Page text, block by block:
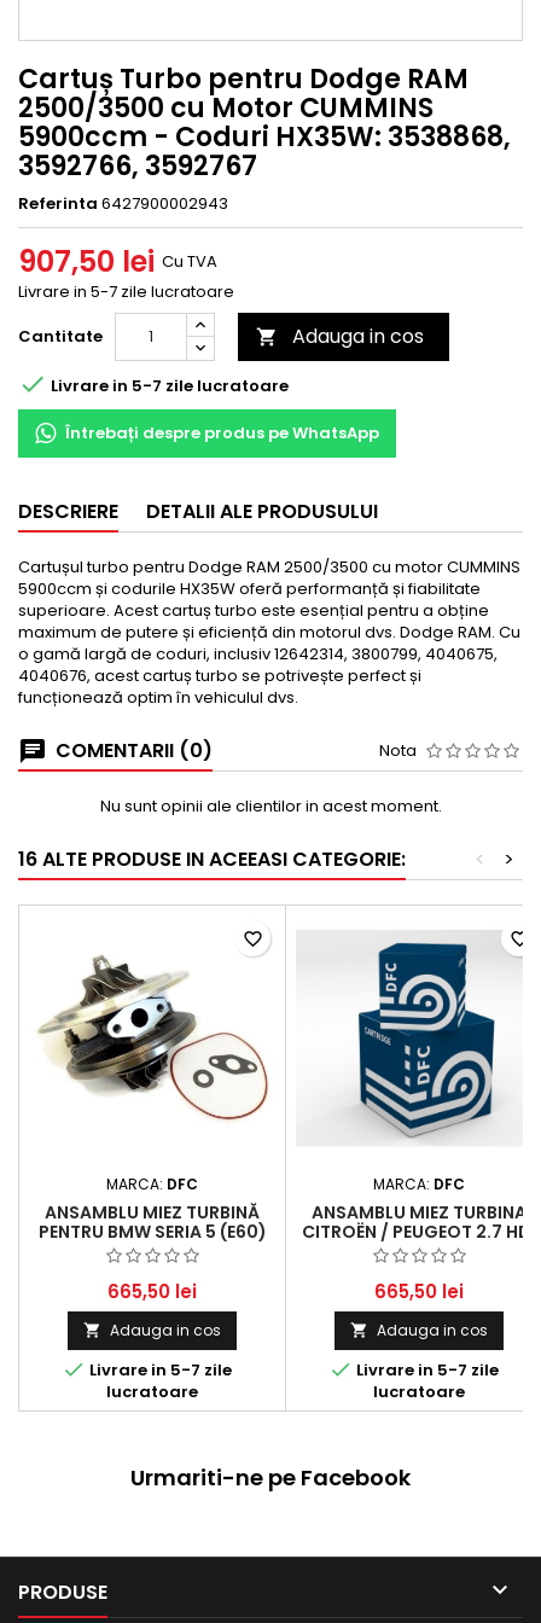
Cartuș Turbo pentru Dodge RAM
2500/3500 cu Motor CUMMINS
5900ccm - Coduri HX35W: 3538868,
3592766, 3592767
Referinta 6427900002943
907,50 lei Cu TVA
Livrare in 5-7 zile lucratoare
Cantitate
 Adauga in cos
 Livrare in 5-7 zile lucratoare
Întrebați despre produs pe WhatsApp
DESCRIERE DETALII ALE PRODUSULUI
Cartușul turbo pentru Dodge RAM 2500/3500 cu motor CUMMINS
5900ccm și codurile HX35W oferă performanță și fiabilitate
superioare. Acest cartuș turbo este esențial pentru a obține
maximum de putere și eficiență din motorul dvs. Dodge RAM. Cu
o gamă largă de coduri, inclusiv 12642314, 3800799, 4040675,
4040676, acest cartuș turbo se potrivește perfect și
funcționează optim în vehiculul dvs.
COMENTARII (0) Nota
Nu sunt opinii ale clientilor in acest moment.
16 ALTE PRODUSE IN ACEEASI CATEGORIE: >
<
MARCA: DFC
ANSAMBLU MIEZ TURBINĂ
PENTRU BMW SERIA 5 (E60)
525D ȘI SERIA 5 TOURING
(E61) 525D
665,50 lei
 Adauga in cos
 Livrare in 5-7 zile
lucratoare
favorite_border
MARCA: DFC
ANSAMBLU MIEZ TURBINA
CITROËN / PEUGEOT 2.7 HDI
665,50 lei
 Adauga in cos
 Livrare in 5-7 zile
lucratoare
favorite_border
Urmariti-ne pe Facebook
PRODUSE 